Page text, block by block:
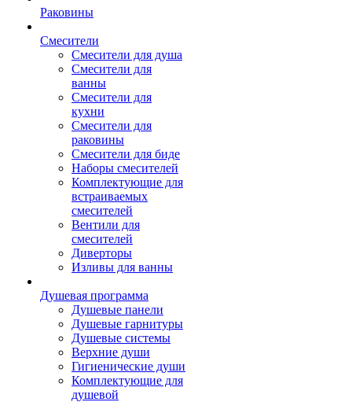
Раковины
Смесители
Смесители для душа
Смесители для
ванны
Смесители для
кухни
Смесители для
раковины
Смесители для биде
Наборы смесителей
Комплектующие для
встраиваемых
смесителей
Вентили для
смесителей
Диверторы
Изливы для ванны
Душевая программа
Душевые панели
Душевые гарнитуры
Душевые системы
Верхние души
Гигиенические души
Комплектующие для
душевой